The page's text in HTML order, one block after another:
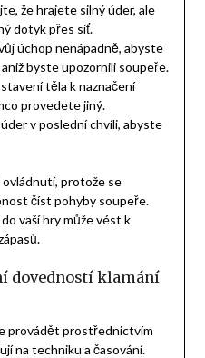
že hrajete silný úder, ale
dotyk přes síť.
úchop nenápadně, abyste
byste upozornili soupeře.
těla k naznačení
provedete jiný.
v poslední chvíli, abyste
protože se
číst pohyby soupeře.
vaší hry může vést k
dovedností klamání
provádět prostřednictvím
na techniku a časování.